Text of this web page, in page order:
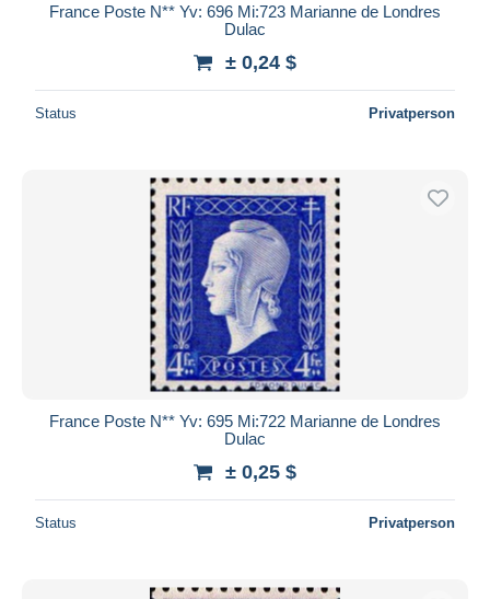
France Poste N** Yv: 696 Mi:723 Marianne de Londres
Dulac
± 0,24 $
Status Privatperson
France Poste N** Yv: 695 Mi:722 Marianne de Londres
Dulac
± 0,25 $
Status Privatperson